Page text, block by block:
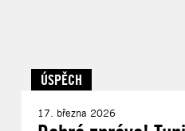
ÚSPĚCH
17. března 2026